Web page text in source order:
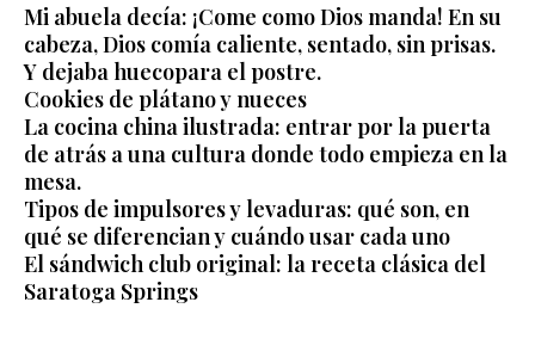
Mi abuela decía: ¡Come como Dios manda! En su
cabeza, Dios comía caliente, sentado, sin prisas.
Y dejaba huecopara el postre.
Cookies de plátano y nueces
La cocina china ilustrada: entrar por la puerta
de atrás a una cultura donde todo empieza en la
mesa.
Tipos de impulsores y levaduras: qué son, en
qué se diferencian y cuándo usar cada uno
El sándwich club original: la receta clásica del
Saratoga Springs